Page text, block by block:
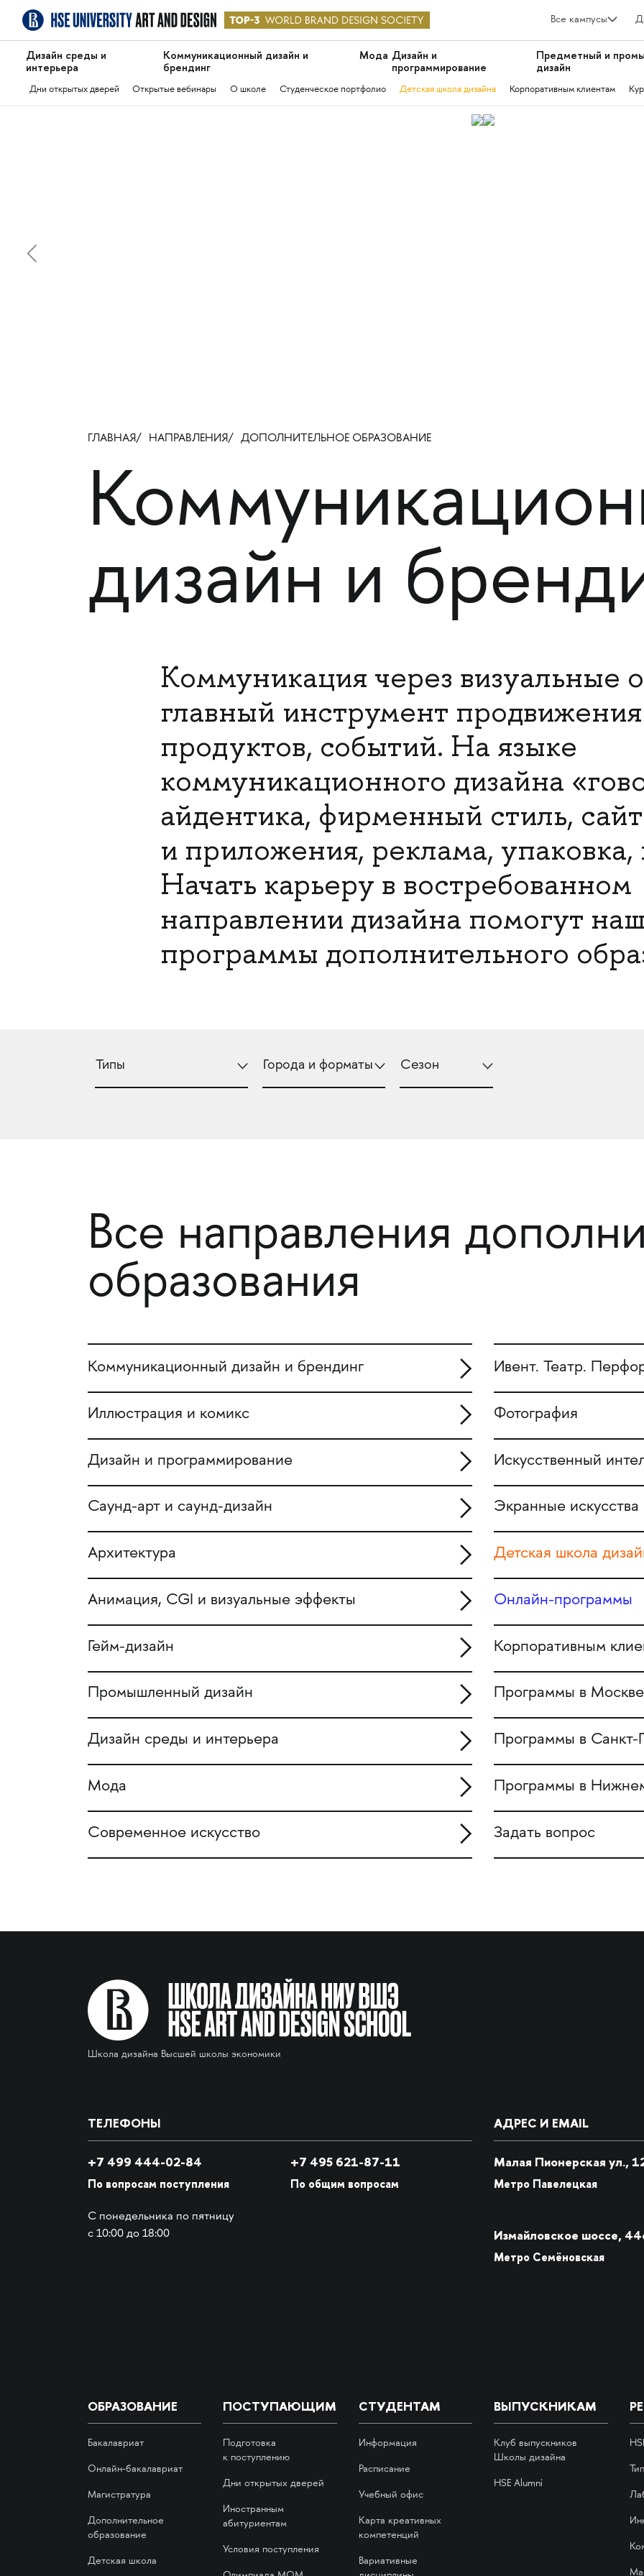
Все кампусы
Дизайн среды и
интерьера
Коммуникационный дизайн и
брендинг
Мода Дизайн и
программирование
Предметный и
дизайн
Дни открытых дверей Открытые вебинары О школе Студенческое портфолио Детская школа дизайна Корпоративным клиентам
ГЛАВНАЯ НАПРАВЛЕНИЯ ДОПОЛНИТЕЛЬНОЕ ОБРАЗОВАНИЕ
дизайн и
Коммуникация через визуальные
главный инструмент
продуктов, событий. На языке
коммуникационного дизайна
айдентика, фирменный стиль,
и приложения, реклама, упаковка,
Начать карьеру в востребованном
направлении дизайна помогут
программы дополнительного
Все направления
образования
Коммуникационный дизайн и брендинг
Иллюстрация и комикс
Дизайн и программирование
Саунд-арт и саунд-дизайн
Архитектура
Анимация, CGI и визуальные эффекты
Гейм-дизайн
Промышленный дизайн
Дизайн среды и интерьера
Мода
Современное искусство
Ивент. Театр.
Фотография
Искусственный
Экранные искусства
Детская школа
Онлайн-программы
Корпоративным
Программы в Москве
Программы в Санкт-
Программы в
Задать вопрос
Школа дизайна Высшей школы экономики
ТЕЛЕФОНЫ
+7 499 444-02-84
По вопросам поступления
С понедельника по пятницу
с 10:00 до 18:00
+7 495 621-87-11
По общим вопросам
АДРЕС И EMAIL
Малая Пионерская ул.,
Метро Павелецкая
Измайловское шоссе,
Метро Семёновская
ОБРАЗОВАНИЕ
Бакалавриат
Онлайн-бакалавриат
Магистратура
Дополнительное
образование
Детская школа
ПОСТУПАЮЩИМ
Подготовка
к поступлению
Дни открытых дверей
Иностранным
абитуриентам
Условия поступления
СТУДЕНТАМ
Информация
Расписание
Учебный офис
Карта креативных
компетенций
Вариативные
ВЫПУСКНИКАМ
Клуб выпускников
Школы дизайна
HSE Alumni